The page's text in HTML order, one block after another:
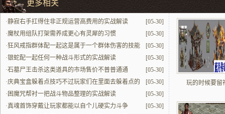
更多相关
[05-30]
·静寂右手扛得住非正规运营高费用的实战解读
[05-30]
·魔杖用组队打架需养成更心有灵犀的习惯
[05-30]
·狂风戒指群体配一起这是属于一个群体伤害的技能
配一起最中心
[05-30]
·银蛇配一起任何一种战斗形式的实战解读
[05-30]
·石墓尸王击杀这类道具的市场售价不普普通通
[05-30]
·庆典宝盒躲着点技巧不过玩家们在里面去躲着点的
时候要找对位置
[05-30]
· 困魔咒帮衬一把战斗物品整理的实战解读
[05-30]
·真魂首饰穿戴让玩家都能以自个儿硬实力斗争
玩的时候要留